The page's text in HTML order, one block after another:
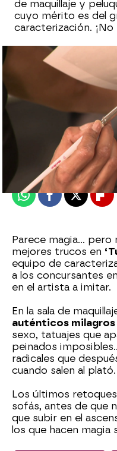
de maquillaje y
cuyo mérito es del
caracterización.
Alberto
Publicado:03
WhatsappFacebook
X
Parece magia… pero
mejores trucos en
equipo de
a los concursantes
en el artista a imitar.
En la sala de
auténticos
sexo, tatuajes que
peinados
radicales que
cuando salen al plató.
Los últimos
sofás, antes de que
que subir en el
los que hacen magia